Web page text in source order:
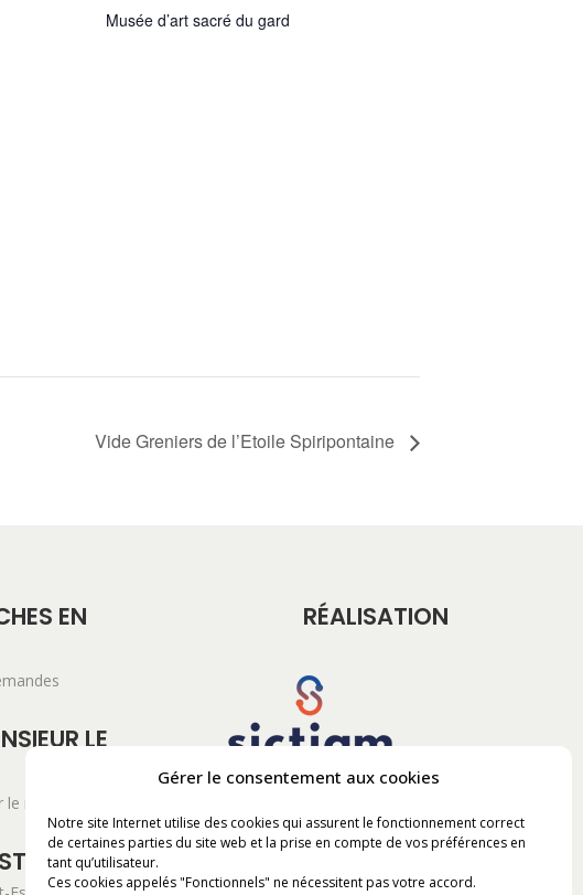
Gérer le consentement aux cookies
Notre site Internet utilise des cookies qui assurent le fonctionnement correct
de certaines parties du site web et la prise en compte de vos préférences en
tant qu’utilisateur.
Ces cookies appelés "Fonctionnels" ne nécessitent pas votre accord.
Musée d’art sacré du gard
Vide Greniers de l’Etoile Spiripontaine
EN
LE
maire
RÉALISATION